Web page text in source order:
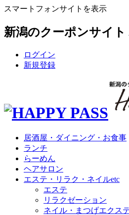
スマートフォンサイトを表示
新潟のクーポンサイ
ログイン
新規登録
居酒屋・ダイニング・お食事
ランチ
らーめん
ヘアサロン
エステ・リラク・ネイルetc
エステ
リラクゼーション
ネイル・まつげエクス